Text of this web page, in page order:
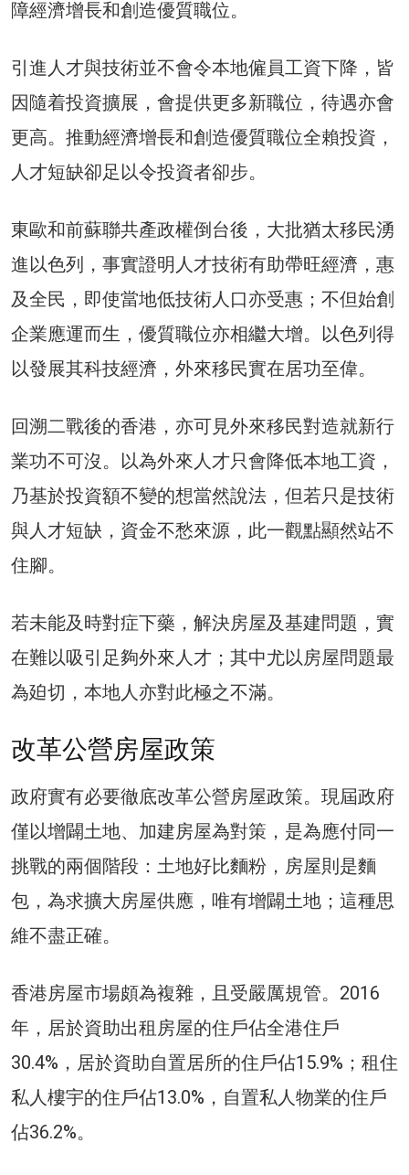
障經濟增長和創造優質職位。
引進人才與技術並不會令本地僱員工資下降，皆
因隨着投資擴展，會提供更多新職位，待遇亦會
更高。推動經濟增長和創造優質職位全賴投資，
人才短缺卻足以令投資者卻步。
東歐和前蘇聯共產政權倒台後，大批猶太移民湧
進以色列，事實證明人才技術有助帶旺經濟，惠
及全民，即使當地低技術人口亦受惠；不但始創
企業應運而生，優質職位亦相繼大增。以色列得
以發展其科技經濟，外來移民實在居功至偉。
回溯二戰後的香港，亦可見外來移民對造就新行
業功不可沒。以為外來人才只會降低本地工資，
乃基於投資額不變的想當然說法，但若只是技術
與人才短缺，資金不愁來源，此一觀點顯然站不
住腳。
若未能及時對症下藥，解決房屋及基建問題，實
在難以吸引足夠外來人才；其中尤以房屋問題最
為廹切，本地人亦對此極之不滿。
改革公營房屋政策
政府實有必要徹底改革公營房屋政策。現屆政府
僅以增闢土地、加建房屋為對策，是為應付同一
挑戰的兩個階段：土地好比麵粉，房屋則是麵
包，為求擴大房屋供應，唯有增闢土地；這種思
維不盡正確。
香港房屋市場頗為複雜，且受嚴厲規管。2016
年，居於資助出租房屋的住戶佔全港住戶
30.4%，居於資助自置居所的住戶佔15.9%；租住
私人樓宇的住戶佔13.0%，自置私人物業的住戶
佔36.2%。